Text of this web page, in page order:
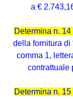
a €
Determina n.
della fornitura di
comma 1,
contrattuale
Determina n.